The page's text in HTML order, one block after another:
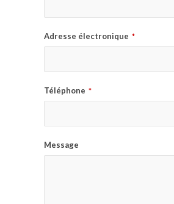
Adresse électronique *
Téléphone *
Message